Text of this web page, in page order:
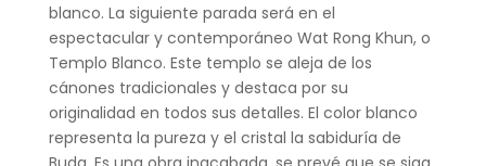
blanco. La siguiente parada será en el
espectacular y contemporáneo Wat Rong Khun, o
Templo Blanco. Este templo se aleja de los
cánones tradicionales y destaca por su
originalidad en todos sus detalles. El color blanco
representa la pureza y el cristal la sabiduría de